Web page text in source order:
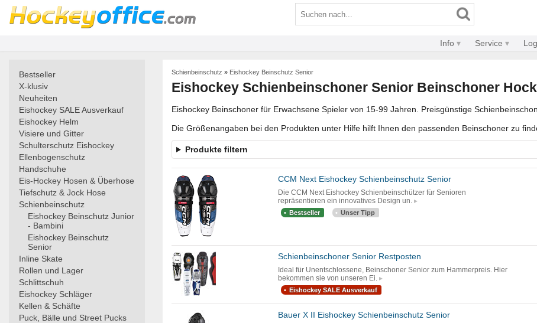
Info Service
Bestseller
X-klusiv
Neuheiten
Eishockey SALE Ausverkauf
Eishockey Helm
Visiere und Gitter
Schulterschutz Eishockey
Ellenbogenschutz
Handschuhe
Eis-Hockey Hosen & Überhose
Tiefschutz & Jock Hose
Schienbeinschutz
Eishockey Beinschutz Junior
- Bambini
Eishockey Beinschutz
Senior
Inline Skate
Rollen und Lager
Schlittschuh
Eishockey Schläger
Kellen & Schäfte
Puck, Bälle und Street Pucks
Schienbeinschutz » Eishockey Beinschutz Senior
Eishockey Schienbeinschoner Senior Beinschoner
Eishockey Beinschoner für Erwachsene Spieler von 15-99 Jahren. Preisgünstige
Die Größenangaben bei den Produkten unter Hilfe hilft Ihnen den passenden Beinschoner zu
Produkte filtern
CCM Next Eishockey Schienbeinschutz Senior
Die CCM Next Eishockey Schienbeinschützer für Senioren
repräsentieren ein innovatives Design un.
Bestseller Unser Tipp
Schienbeinschoner Senior Restposten
Ideal für Unentschlossene, Beinschoner Senior zum Hammerpreis. Hier
bekommen sie von unseren Ei.
Eishockey SALE Ausverkauf
Bauer X II Eishockey Schienbeinschutz Senior